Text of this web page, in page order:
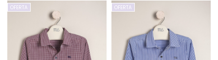
OFERTA OFERTA